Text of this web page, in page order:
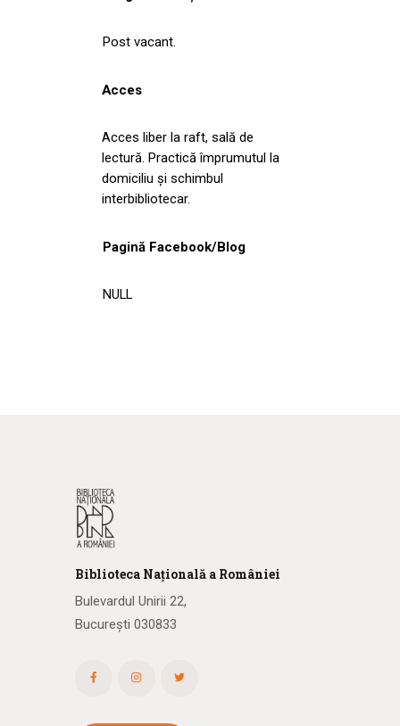
Post vacant.
Acces
Acces liber la raft, sală de
lectură. Practică împrumutul la
domiciliu şi schimbul
interbibliotecar.
Pagină Facebook/Blog
NULL
Biblioteca Națională a României
Bulevardul Unirii 22,
București 030833